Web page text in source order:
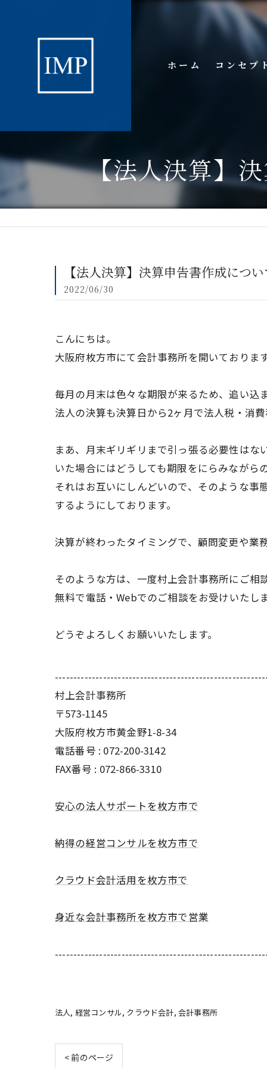
ホーム コンセプ
【法人決算】
【法人決算】決算申告書作成につ
2022/06/30
こんにちは。
大阪府枚方市にて会計事務所を開いておりま
毎月の月末は色々な期限が来るため、追い
法人の決算も決算日から2ヶ月で法人税・消
まあ、月末ギリギリまで引っ張る必要性は
いた場合にはどうしても期限をにらみながら
それはお互いにしんどいので、そのような
するようにしております。
決算が終わったタイミングで、顧問変更や業
そのような方は、一度村上会計事務所にご相
無料で電話・Webでのご相談をお受けいたし
どうぞよろしくお願いいたします。
村上会計事務所
〒573-1145
大阪府枚方市黄金野1-8-34
電話番号 : 072-200-3142
FAX番号 : 072-866-3310
安心の法人サポートを枚方市で
納得の経営コンサルを枚方市で
クラウド会計活用を枚方市で
身近な会計事務所を枚方市で営業
法人 経営コンサル クラウド会計 会計事務所
< 前のページ